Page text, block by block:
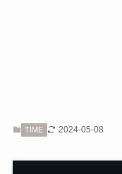
TIME 2024-05-08